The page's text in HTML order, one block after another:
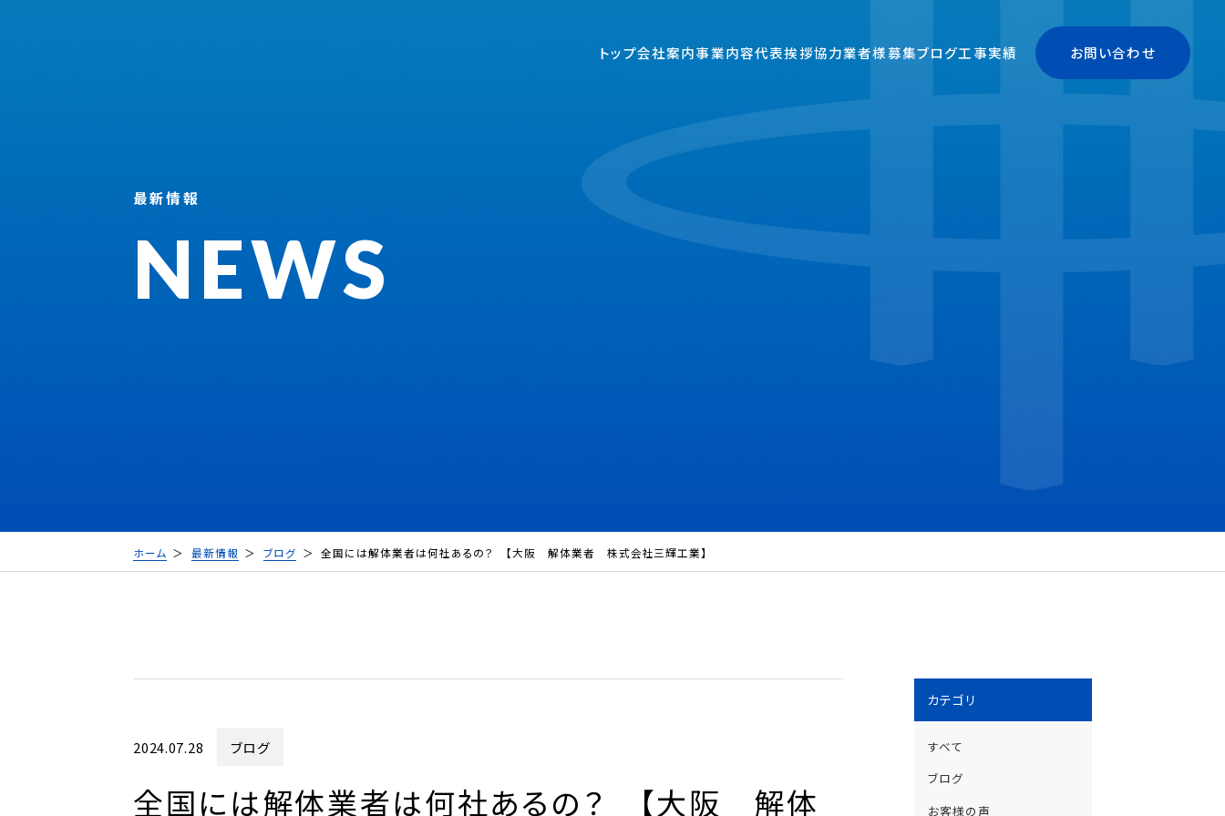
トップ会社案内事業内容代表挨拶協力業者様募集ブログ工事実績 お問い合わせ
NEWS
最新情報
ホーム 最新情報 ブログ 全国には解体業者は何社あるの？ 【大阪 解体業者 株式会社三輝工業】
2024.07.28 ブログ
全国には解体業者は何社あるの？ 【大阪 解体
カテゴリ
すべて
ブログ
お客様の声